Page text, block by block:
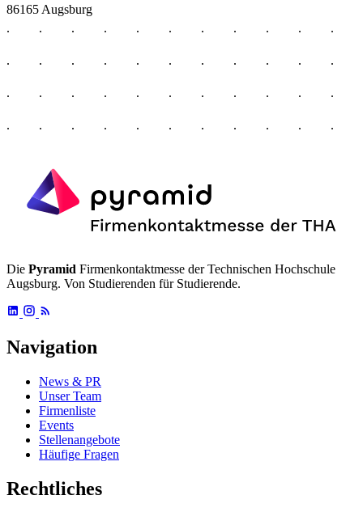
86165 Augsburg
Die Pyramid Firmenkontaktmesse der Technischen Hochschule
Augsburg. Von Studierenden für Studierende.
Navigation
News & PR
Unser Team
Firmenliste
Events
Stellenangebote
Häufige Fragen
Rechtliches